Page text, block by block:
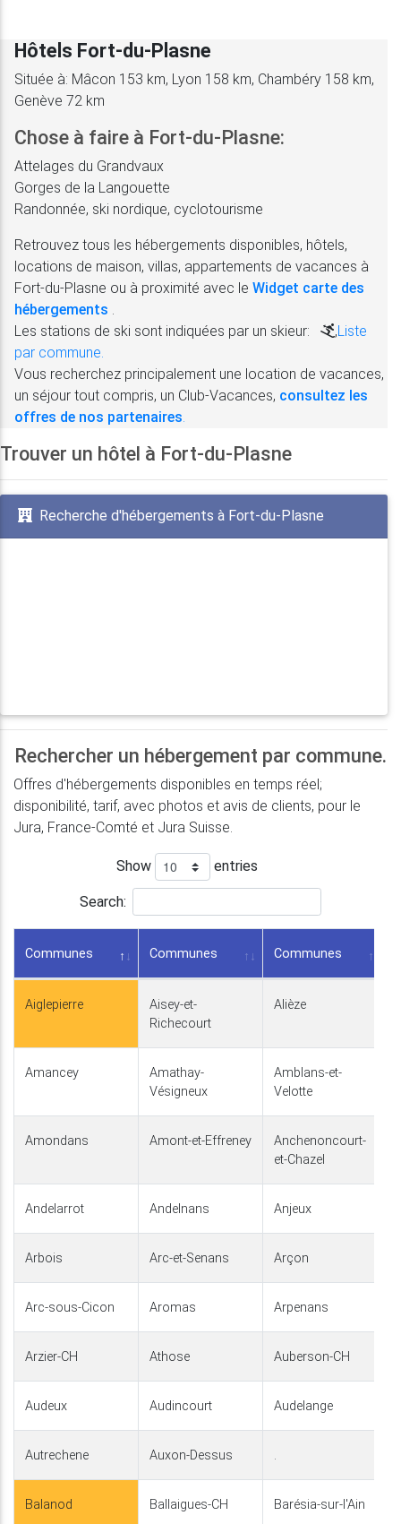
Hôtels Fort-du-Plasne
Située à: Mâcon 153 km, Lyon 158 km, Chambéry 158 km,
Genève 72 km
Chose à faire à Fort-du-Plasne:
Attelages du Grandvaux
Gorges de la Langouette
Randonnée, ski nordique, cyclotourisme
Retrouvez tous les hébergements disponibles, hôtels,
locations de maison, villas, appartements de vacances à
Fort-du-Plasne ou à proximité avec le Widget carte des
hébergements
Les stations de ski sont indiquées par un skieur:
,Liste
par commune.
Vous recherchez principalement une location de vacances,
un séjour tout compris, un Club-Vacances, consultez les
offres de nos partenaires
Trouver un hôtel à Fort-du-Plasne
Recherche d'hébergements à Fort-du-Plasne
Rechercher un hébergement par commune.
Offres d'hébergements disponibles en temps réel;
disponibilité, tarif, avec photos et avis de clients, pour le
Jura, France-Comté et Jura Suisse.
Show entries
Search:
Communes Communes Communes
Aiglepierre
Aisey-et-
Richecourt
Alièze
Amancey
Amathay-
Vésigneux
Amblans-et-
Velotte
Amondans Amont-et-Effreney
Anchenoncourt-
et-Chazel
Andelarrot Andelnans Anjeux
Arbois Arc-et-Senans Arçon
Arc-sous-Cicon Aromas Arpenans
Arzier-CH Athose Auberson-CH
Audeux Audincourt Audelange
Autrechene Auxon-Dessus .
Balanod Ballaigues-CH Barésia-sur-l'Ain